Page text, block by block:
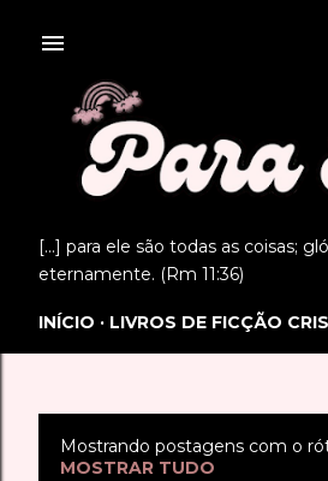
[...] para ele são todas as coisas;
eternamente. (Rm 11:36)
INÍCIO LIVROS DE FICÇÃO
Mostrando postagens com o
MOSTRAR TUDO